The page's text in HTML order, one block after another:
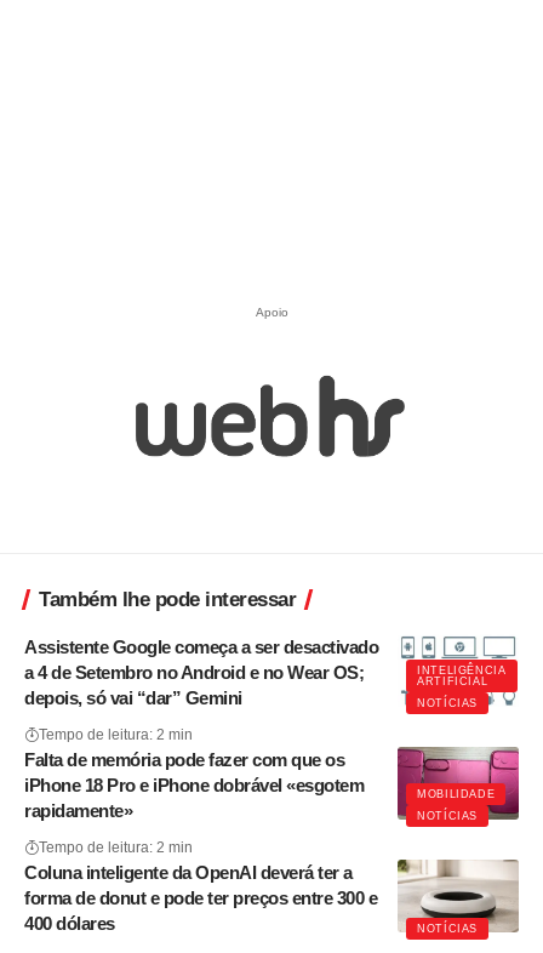
Apoio
Também lhe pode interessar
INTELIGÊNCIA
ARTIFICIAL
NOTÍCIAS
Assistente Google começa a ser desactivado
a 4 de Setembro no Android e no Wear OS;
depois, só vai “dar” Gemini
Tempo de leitura: 2 min
MOBILIDADE
NOTÍCIAS
Falta de memória pode fazer com que os
iPhone 18 Pro e iPhone dobrável «esgotem
rapidamente»
Tempo de leitura: 2 min
NOTÍCIAS
Coluna inteligente da OpenAI deverá ter a
forma de donut e pode ter preços entre 300 e
400 dólares